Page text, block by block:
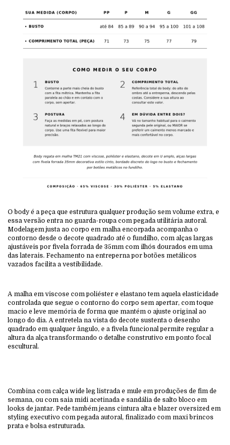
O body é a peça que estrutura qualquer produção sem volume extra, e
essa versão entra no guarda-roupa com pegada utilitária autoral.
Modelagem justa ao corpo em malha encorpada acompanha o
contorno desde o decote quadrado até o fundilho, com alças largas
ajustáveis por fivela forrada de 35mm com ilhós dourados em uma
das laterais. Fechamento na entreperna por botões metálicos
vazados facilita a vestibilidade.
A malha em viscose com poliéster e elastano tem aquela elasticidade
controlada que segue o contorno do corpo sem apertar, com toque
macio e leve memória de forma que mantém o ajuste original ao
longo do dia. A entretela na vista do decote sustenta o desenho
quadrado em qualquer ângulo, e a fivela funcional permite regular a
altura da alça transformando o detalhe construtivo em ponto focal
escultural.
Combina com calça wide leg listrada e mule em produções de fim de
semana, ou com saia midi acetinada e sandália de salto bloco em
looks de jantar. Pede também jeans cintura alta e blazer oversized em
styling executivo com pegada autoral, finalizado com maxi brincos
prata e bolsa estruturada.